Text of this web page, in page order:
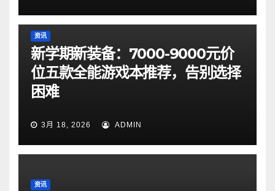
资讯
新学期新装备：7000-9000元价
位五款全能游戏本推荐，告别选择
困难
3月 18, 2026 ADMIN
资讯